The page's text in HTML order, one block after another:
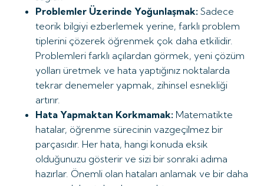
Problemler Üzerinde Yoğunlaşmak: Sadece
teorik bilgiyi ezberlemek yerine, farklı problem
tiplerini çözerek öğrenmek çok daha etkilidir.
Problemleri farklı açılardan görmek, yeni çözüm
yolları üretmek ve hata yaptığınız noktalarda
tekrar denemeler yapmak, zihinsel esnekliği
artırır.
Hata Yapmaktan Korkmamak: Matematikte
hatalar, öğrenme sürecinin vazgeçilmez bir
parçasıdır. Her hata, hangi konuda eksik
olduğunuzu gösterir ve sizi bir sonraki adıma
hazırlar. Önemli olan hataları anlamak ve bir daha